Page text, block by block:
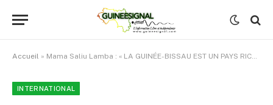
Accueil » Mama Saliu Lamba : « LA GUINÉE-BISSAU EST UN PAYS RICHE, MAIS IL CONTINUE D’AVOIR UNE POPULATION PAUVRE »
INTERNATIONAL